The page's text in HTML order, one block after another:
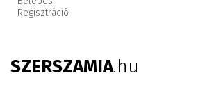
Regisztráció
SZERSZAMIA.hu